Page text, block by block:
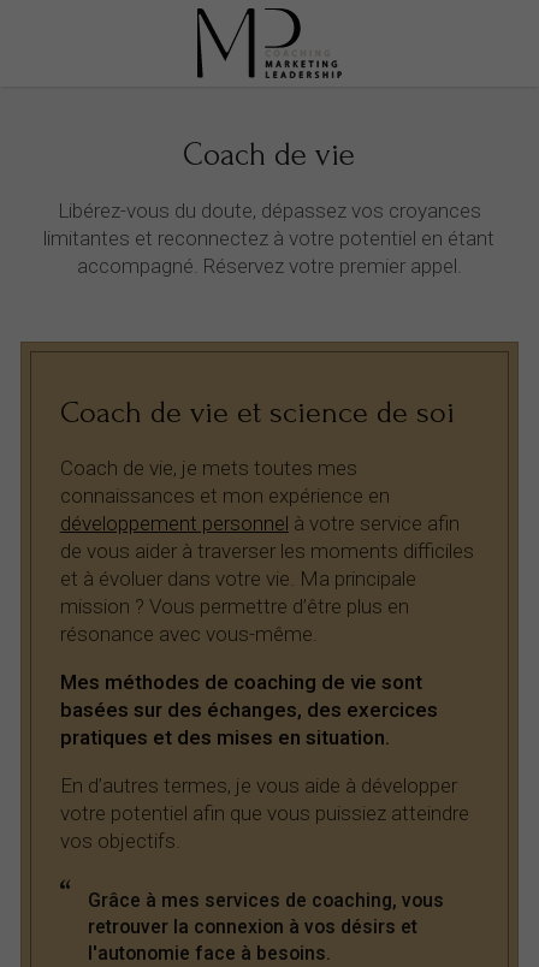
Coach de vie
Libérez-vous du doute, dépassez vos croyances
limitantes et reconnectez à votre potentiel en étant
accompagné. Réservez votre premier appel.
Coach de vie et science de soi
Coach de vie, je mets toutes mes
connaissances et mon expérience en
développement personnel à votre service afin
de vous aider à traverser les moments difficiles
et à évoluer dans votre vie. Ma principale
mission ? Vous permettre d’être plus en
résonance avec vous-même.
Mes méthodes de coaching de vie sont
basées sur des échanges, des exercices
pratiques et des mises en situation.
En d’autres termes, je vous aide à développer
votre potentiel afin que vous puissiez atteindre
vos objectifs.
Grâce à mes services de coaching, vous
retrouver la connexion à vos désirs et
l'autonomie face à besoins.